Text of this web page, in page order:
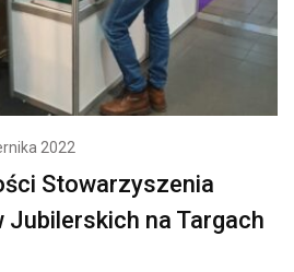
2022
Stowarzyszenia
na Targach